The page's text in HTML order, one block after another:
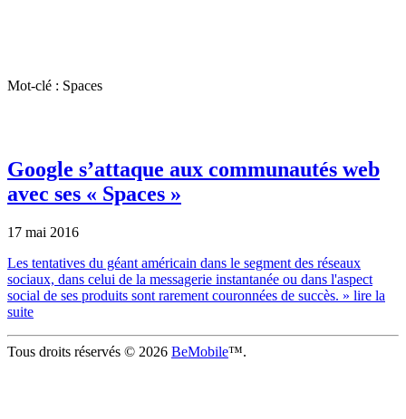
Mot-clé : Spaces
Google s’attaque aux communautés web
avec ses « Spaces »
17 mai 2016
Les tentatives du géant américain dans le segment des réseaux
sociaux, dans celui de la messagerie instantanée ou dans l'aspect
social de ses produits sont rarement couronnées de succès. » lire la
suite
Tous droits réservés © 2026 BeMobile™.